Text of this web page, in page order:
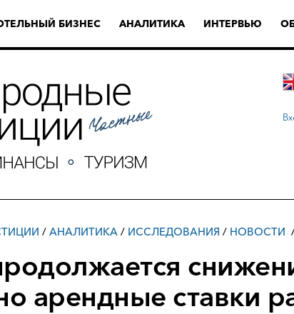
БИЗНЕС АНАЛИТИКА ИНТЕРВЬЮ
/ АНАЛИТИКА / ИССЛЕДОВАНИЯ / НОВОСТИ
арендные ставки